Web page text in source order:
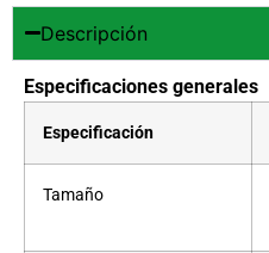
Descripción
Especificaciones generales
Especificación
Tamaño